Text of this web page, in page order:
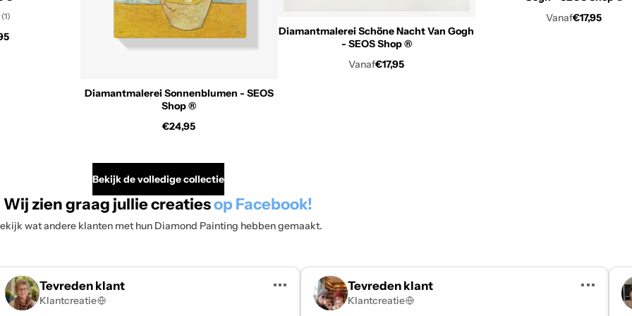
(1)
Diamantmalerei Sonnenblumen - SEOS
Shop ®
€24,95
Diamantmalerei Schöne Nacht Van Gogh
- SEOS Shop ®
Vanaf€17,95
Vanaf€17,95
Bekijk de volledige collectie
Wij zien graag jullie creatiesop Facebook!
wat andere klanten met hun Diamond Painting hebben gemaakt.
Tevreden klant
Klantcreatie
••• Tevreden klant
Klantcreatie
•••